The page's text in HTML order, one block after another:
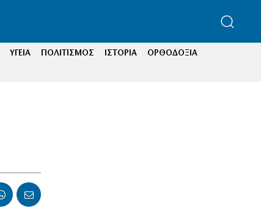
ΥΓΕΙΑ ΠΟΛΙΤΙΣΜΟΣ ΙΣΤΟΡΙΑ
ΟΡΘΟΔΟΞΙΑ